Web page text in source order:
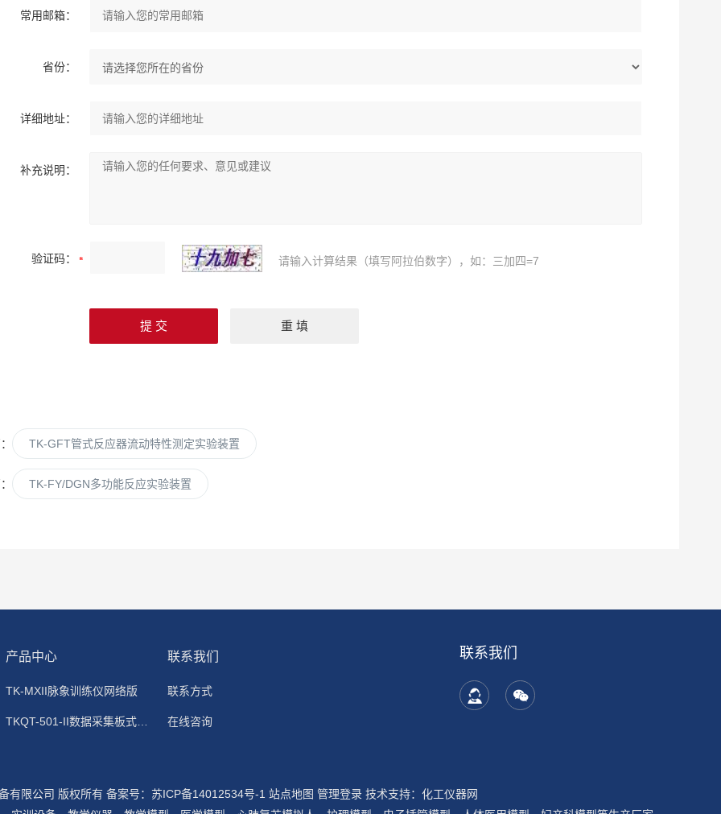
常用邮箱：
省份：
详细地址：
补充说明：
验证码： 请输入计算结果（填写阿拉伯数字），如：三加四=7
TK-GFT管式反应器流动特性测定实验装置
TK-FY/DGN多功能反应实验装置
产品中心
TK-MXII脉象训练仪网络版
TKQT-501-II数据采集板式静电除尘器
联系我们
联系方式
在线咨询
联系我们
有限公司 版权所有 备案号：苏ICP备14012534号-1 站点地图 管理登录 技术支持： 化工仪器网